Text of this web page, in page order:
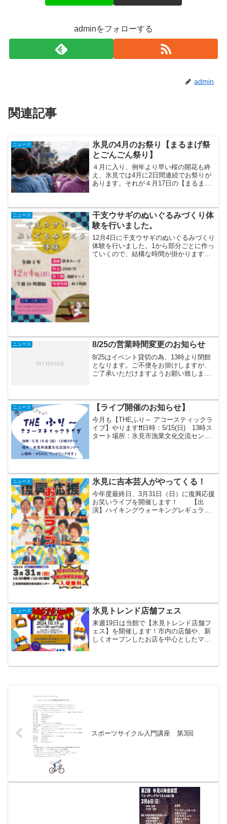
adminをフォローする
admin
関連記事
ニュース
氷見の4月のお祭り【まるまげ祭
とごんごん祭り】
４月に入り、例年より早い桜の開花も終
え、氷見では4月に2日間連続でお祭りが
あります。それが４月17日の【まるまげ
願った芸妓たちが、年に一度の休日に、
人妻を象徴する「丸...
ニュース
干支ウサギのぬいぐるみづくり体
験を行いました。
12月4日に干支ウサギのぬいぐるみづくり
体験を行いました。1から部分ごとに作っ
ていくので、結構な時間が掛かります。
ニュース 8/25の営業時間変更のお知らせ
8/25はイベント貸切の為、13時より閉館
となります。ご不便をお掛けしますが、
ご了承いただけますようお願い致しま
ニュース 【ライブ開催のお知らせ】
今月も【THEふり～ アコースティックラ
イブ】やります❗❗日時：5/15(日) 13時ス
タート場所：氷見市漁業文化交流センタ
ニュース 氷見に吉本芸人がやってくる！
今年度最終日、3月31日（日）に復興応援
お笑いライブを開催します！ 【出
演】ハイキングウォーキングレギュラー
ニュース 氷見トレンド店舗フェス
来週19日は当館で【氷見トレンド店舗フ
ェス】を開催します！市内の店舗や、新
しくオープンしたお店を中心としたマル
スポーツサイクル入門講座 第3回